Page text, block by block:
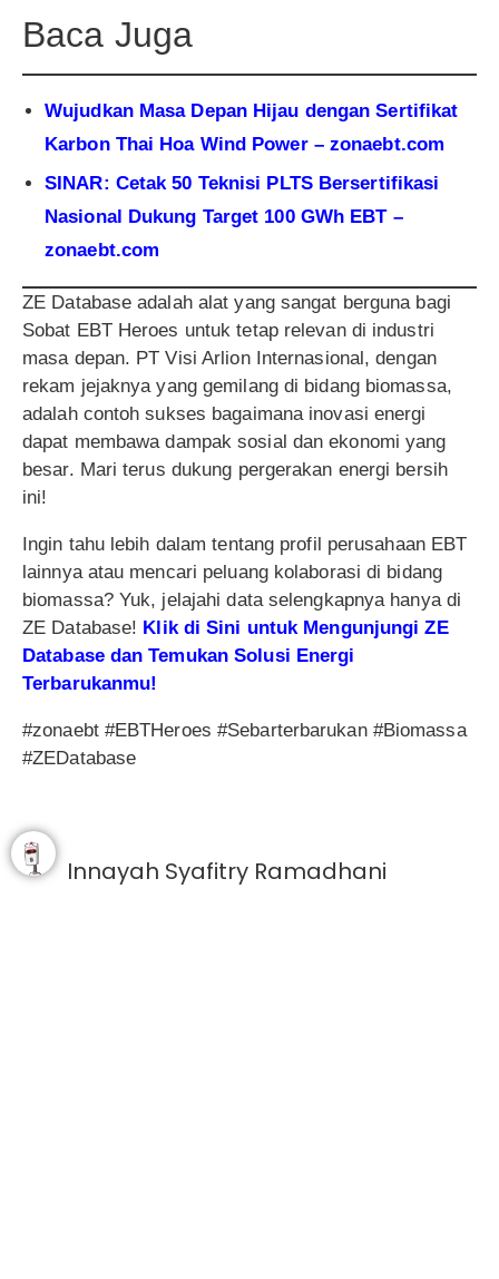
Baca Juga
Wujudkan Masa Depan Hijau dengan Sertifikat
Karbon Thai Hoa Wind Power – zonaebt.com
SINAR: Cetak 50 Teknisi PLTS Bersertifikasi
Nasional Dukung Target 100 GWh EBT –
zonaebt.com
ZE Database adalah alat yang sangat berguna bagi
Sobat EBT Heroes untuk tetap relevan di industri
masa depan. PT Visi Arlion Internasional, dengan
rekam jejaknya yang gemilang di bidang biomassa,
adalah contoh sukses bagaimana inovasi energi
dapat membawa dampak sosial dan ekonomi yang
besar. Mari terus dukung pergerakan energi bersih
ini!
Ingin tahu lebih dalam tentang profil perusahaan EBT
lainnya atau mencari peluang kolaborasi di bidang
biomassa? Yuk, jelajahi data selengkapnya hanya di
ZE Database! Klik di Sini untuk Mengunjungi ZE
Database dan Temukan Solusi Energi
Terbarukanmu!
#zonaebt #EBTHeroes #Sebarterbarukan #Biomassa
#ZEDatabase
Innayah Syafitry Ramadhani